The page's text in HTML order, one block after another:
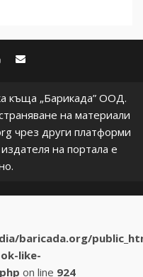
къща „Барикада” ООД.
на материали
чрез други платформи
на портала е
baricada.org/
like-
on line 924